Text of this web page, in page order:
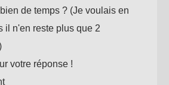
de temps ? (Je voulais en
il n'en reste plus que 2
votre réponse !